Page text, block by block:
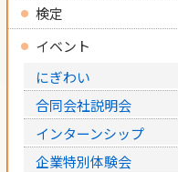
検定
イベント
にぎわい
合同会社説明会
インターンシップ
企業特別体験会